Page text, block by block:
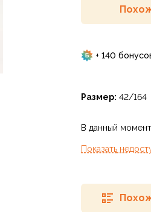
+ 140
Размер: 42/164
В данный
Показать